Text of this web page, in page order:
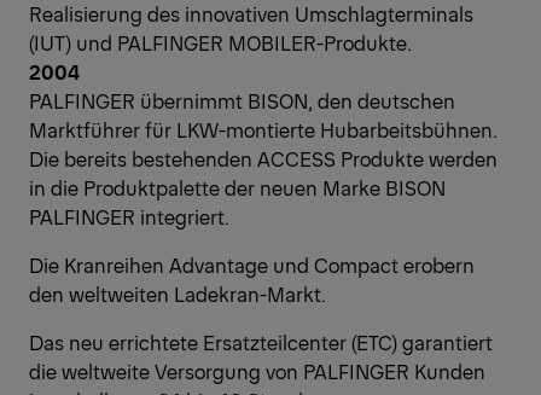
Realisierung des innovativen Umschlagterminals
(IUT) und PALFINGER MOBILER-Produkte.
2004
PALFINGER übernimmt BISON, den deutschen
Marktführer für LKW-montierte Hubarbeitsbühnen.
Die bereits bestehenden ACCESS Produkte werden
in die Produktpalette der neuen Marke BISON
PALFINGER integriert.
Die Kranreihen Advantage und Compact erobern
den weltweiten Ladekran-Markt.
Das neu errichtete Ersatzteilcenter (ETC) garantiert
die weltweite Versorgung von PALFINGER Kunden